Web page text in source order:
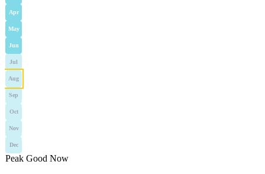
Apr
May
Jun
Jul
Aug
Sep
Oct
Nov
Dec
Peak Good Now